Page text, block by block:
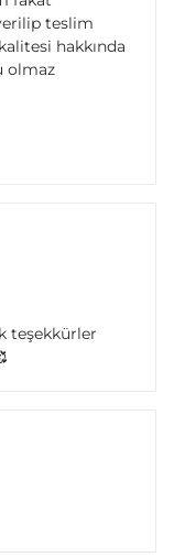
teslim
hakkında
olmaz
teşekkürler